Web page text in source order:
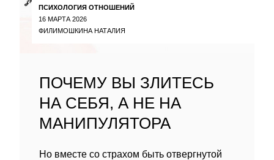
ПСИХОЛОГИЯ ОТНОШЕНИЙ
16 МАРТА 2026
ФИЛИМОШКИНА НАТАЛИЯ
ПОЧЕМУ ВЫ ЗЛИТЕСЬ
НА СЕБЯ, А НЕ НА
МАНИПУЛЯТОРА
Но вместе со страхом быть отвергнутой